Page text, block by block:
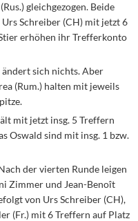
gleichgezogen. Beide
Schreiber (CH) mit jetzt 6
erhöhen ihr Trefferkonto
sich nichts. Aber
(Rum.) halten mit jeweils
mit jetzt insg. 5 Treffern
Oswald sind mit insg. 1 bzw.
der vierten Runde leigen
Zimmer und Jean-Benoît
von Urs Schreiber (CH),
(Fr.) mit 6 Treffern auf Platz